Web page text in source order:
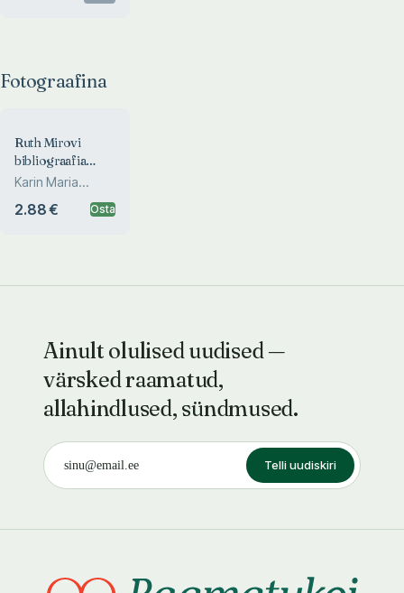
Fotograafina
Ruth Mirovi
bibliograafia
(1958-2003)
Karin Maria
2.88 € Osta
Ainult olulised uudised —
värsked raamatud,
allahindlused, sündmused.
Telli uudiskiri